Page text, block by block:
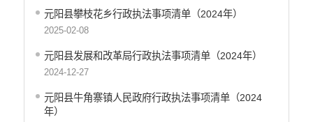
元阳县攀枝花乡行政执法事项清单（2024年）
2025-02-08
元阳县发展和改革局行政执法事项清单（2024年）
2024-12-27
元阳县牛角寨镇人民政府行政执法事项清单（2024
年）